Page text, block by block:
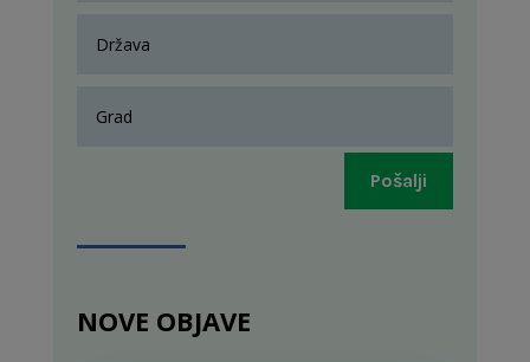
Pošalji
NOVE OBJAVE